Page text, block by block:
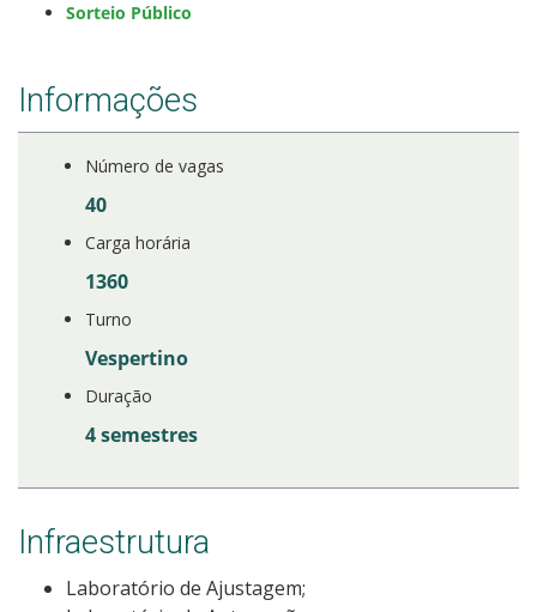
Orientações para comprovação de cotas
Orientações para Matrícula
Estatísticas dos Processos Seletivos
Cadastro de interesse
Sorteio Público
Informações
Número de vagas
40
Carga horária
1360
Turno
Vespertino
Duração
4 semestres
Infraestrutura
Laboratório de Ajustagem;